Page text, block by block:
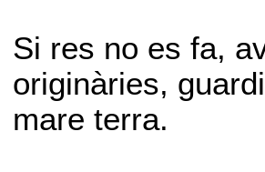
Si res no es fa,
originàries,
mare terra.